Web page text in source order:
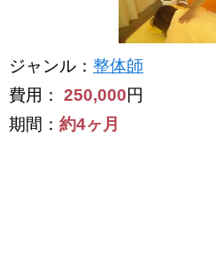
ジャンル ： 整体師
費用： 250,000円
期間： 約4ヶ月